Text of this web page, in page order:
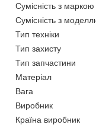
Сумісність з маркою
Сумісність з
Тип техніки
Тип захисту
Тип запчастини
Матеріал
Вага
Виробник
Країна виробник